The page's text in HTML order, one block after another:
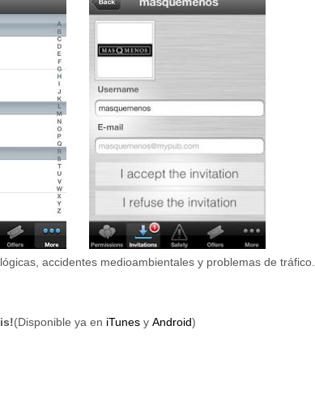
accidentes medioambientales y problemas de tráfico.
(Disponible ya en iTunes y Android)